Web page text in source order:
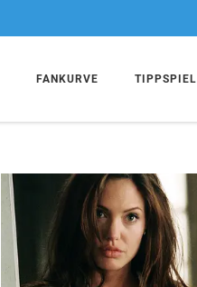
FANKURVE TIPPSPIEL